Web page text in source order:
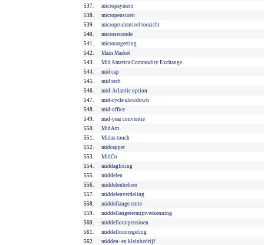
537.
micropayment
538.
micropensioen
539.
microprudentieel toezicht
540.
microseconde
541.
microtargetting
542.
Main Market
543.
Mid America Commodity Exchange
544.
mid cap
545.
mid tech
546.
mid-Atlantic option
547.
mid-cycle slowdown
548.
mid-office
549.
mid-year conventie
550.
MidAm
551.
Midas touch
552.
midcapper
553.
MidCo
554.
middagfixing
555.
middelen
556.
middelenbeheer
557.
middelenverdeling
558.
middellange rente
559.
middellangetermijnverkenning
560.
middelloonpensioen
561.
middelloonregeling
562.
midden- en kleinbedrijf